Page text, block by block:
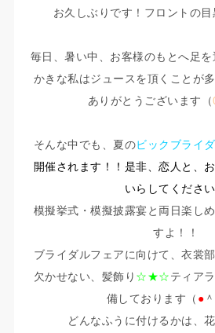
お久しぶりです！フロントの目
毎日、暑い中、お客様のもとへ足
かきな私はジュースを頂くことが
ありがとうございます（
そんな中でも、夏のビックブライ
開催されます！！是非、恋人と、
いらしてください
模擬挙式・模擬披露宴と両日楽し
すよ！！
ブライダルフェアに向けて、衣裳
欠かせない、髪飾り ☆★☆ティア
備しております（ ●
どんなふうに付けるかは、